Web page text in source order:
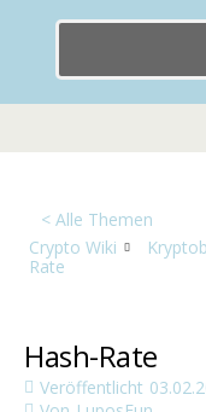
< Alle Themen
Crypto Wiki
Rate
Hash-Rate
Veröffentlicht